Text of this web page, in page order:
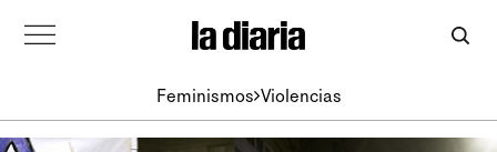
Feminismos Violencias